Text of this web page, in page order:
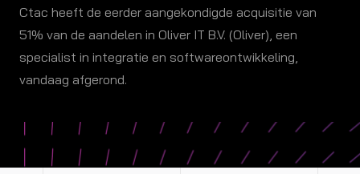
Ctac heeft de eerder aangekondigde acquisitie van
51% van de aandelen in Oliver IT B.V. (Oliver), een
specialist in integratie en softwareontwikkeling,
vandaag afgerond.